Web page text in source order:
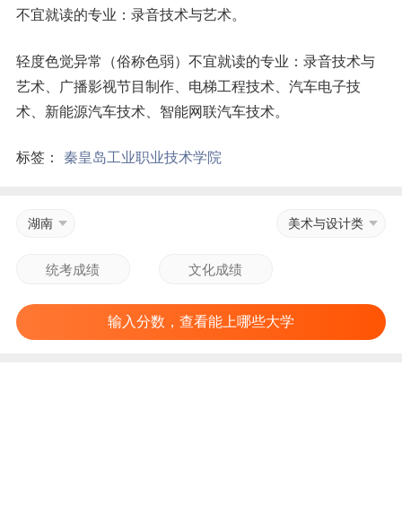
不宜就读的专业：录音技术与艺术。
轻度色觉异常（俗称色弱）不宜就读的专业：录音技术与
艺术、广播影视节目制作、电梯工程技术、汽车电子技
术、新能源汽车技术、智能网联汽车技术。
标签： 秦皇岛工业职业技术学院
湖南 美术与设计类
输入分数，查看能上哪些大学